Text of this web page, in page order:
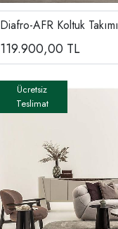
Diafro-AFR Koltuk Takımı
119.900,00 TL